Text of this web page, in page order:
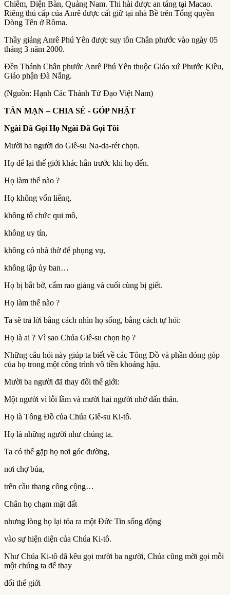
Chiêm, Điện Bàn, Quảng Nam. Thi hài được an táng tại Macao.
Riêng thủ cấp của Anrê được cất giữ tại nhà Bề trên Tổng quyền
Dòng Tên ở Rôma.
Thầy giảng Anrê Phú Yên được suy tôn Chân phước vào ngày 05
tháng 3 năm 2000.
Đền Thánh Chân phước Anrê Phú Yên thuộc Giáo xứ Phước Kiều,
Giáo phận Đà Nẵng.
(Nguồn: Hạnh Các Thánh Tử Đạo Việt Nam)
TẢN MẠN – CHIA SẺ ­- GÓP NHẶT
Ngài Đã Gọi Họ Ngài Đã Gọi Tôi
Mười ba người do Giê-su Na-da-rét chọn.
Họ để lại thế giới khác hẳn trước khi họ đến.
Họ làm thế nào ?
Họ không vốn liếng,
không tổ chức qui mô,
không uy tín,
không có nhà thờ để phụng vụ,
không lập ủy ban…
Họ bị bắt bớ, cấm rao giảng và cuối cùng bị giết.
Họ làm thế nào ?
Ta sẽ trả lời bằng cách nhìn họ sống, bằng cách tự hỏi:
Họ là ai ? Vì sao Chúa Giê-su chọn họ ?
Những câu hỏi này giúp ta biết về các Tông Đồ và phần đóng góp
của họ trong một công trình vô tiền khoáng hậu.
Mười ba người đã thay đổi thế giới:
Một người vì lỗi lầm và mười hai người nhờ dấn thân.
Họ là Tông Đồ của Chúa Giê-su Ki-tô.
Họ là những người như chúng ta.
Ta có thể gặp họ nơi góc đường,
nơi chợ búa,
trên cầu thang công cộng…
Chân họ chạm mặt đất
nhưng lòng họ lại tỏa ra một Đức Tin sống động
vào sự hiện diện của Chúa Ki-tô.
Như Chúa Ki-tô đã kêu gọi mười ba người, Chúa cũng mời gọi mỗi
một chúng ta để thay
đổi thế giới